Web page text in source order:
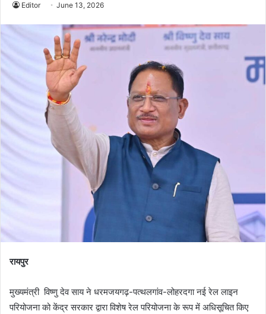
Editor June 13, 2026
रायपुर
मुख्यमंत्री विष्णु देव साय ने धरमजयगढ़-पत्थलगांव-लोहरदगा नई रेल लाइन
परियोजना को केंद्र सरकार द्वारा विशेष रेल परियोजना के रूप में अधिसूचित किए